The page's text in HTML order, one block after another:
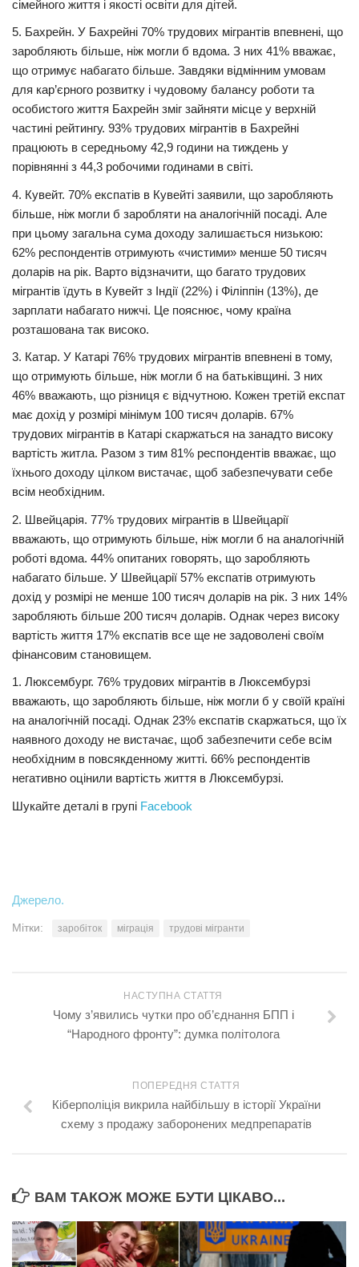
сімейного життя і якості освіти для дітей.
5. Бахрейн. У Бахрейні 70% трудових мігрантів впевнені, що
заробляють більше, ніж могли б вдома. З них 41% вважає,
що отримує набагато більше. Завдяки відмінним умовам
для кар’єрного розвитку і чудовому балансу роботи та
особистого життя Бахрейн зміг зайняти місце у верхній
частині рейтингу. 93% трудових мігрантів в Бахрейні
працюють в середньому 42,9 години на тиждень у
порівнянні з 44,3 робочими годинами в світі.
4. Кувейт. 70% експатів в Кувейті заявили, що заробляють
більше, ніж могли б заробляти на аналогічній посаді. Але
при цьому загальна сума доходу залишається низькою:
62% респондентів отримують «чистими» менше 50 тисяч
доларів на рік. Варто відзначити, що багато трудових
мігрантів їдуть в Кувейт з Індії (22%) і Філіппін (13%), де
зарплати набагато нижчі. Це пояснює, чому країна
розташована так високо.
3. Катар. У Катарі 76% трудових мігрантів впевнені в тому,
що отримують більше, ніж могли б на батьківщині. З них
46% вважають, що різниця є відчутною. Кожен третій експат
має дохід у розмірі мінімум 100 тисяч доларів. 67%
трудових мігрантів в Катарі скаржаться на занадто високу
вартість житла. Разом з тим 81% респондентів вважає, що
їхнього доходу цілком вистачає, щоб забезпечувати себе
всім необхідним.
2. Швейцарія. 77% трудових мігрантів в Швейцарії
вважають, що отримують більше, ніж могли б на аналогічній
роботі вдома. 44% опитаних говорять, що заробляють
набагато більше. У Швейцарії 57% експатів отримують
дохід у розмірі не менше 100 тисяч доларів на рік. З них 14%
заробляють більше 200 тисяч доларів. Однак через високу
вартість життя 17% експатів все ще не задоволені своїм
фінансовим становищем.
1. Люксембург. 76% трудових мігрантів в Люксембурзі
вважають, що заробляють більше, ніж могли б у своїй країні
на аналогічній посаді. Однак 23% експатів скаржаться, що їх
наявного доходу не вистачає, щоб забезпечити себе всім
необхідним в повсякденному житті. 66% респондентів
негативно оцінили вартість життя в Люксембурзі.
Шукайте деталі в групі Facebook
Джерело.
Мітки: заробіток міграція трудові мігранти
НАСТУПНА СТАТТЯ
Чому з’явились чутки про об’єднання БПП і
“Народного фронту”: думка політолога
ПОПЕРЕДНЯ СТАТТЯ
Кіберполіція викрила найбільшу в історії України
схему з продажу заборонених медпрепаратів
ВАМ ТАКОЖ МОЖЕ БУТИ ЦІКАВО...